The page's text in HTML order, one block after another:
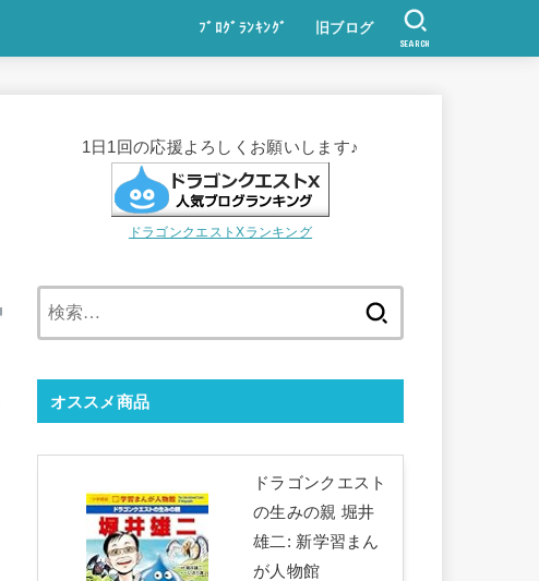
ﾌﾞﾛｸﾞﾗﾝｷﾝｸﾞ 旧ブログ
SEARCH
1日1回の応援よろしくお願いします♪
ドラゴンクエストXランキング
オススメ商品
ドラゴンクエスト
の生みの親 堀井
雄二: 新学習まん
が人物館